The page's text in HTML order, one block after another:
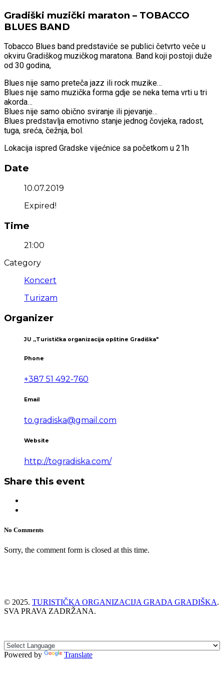
Gradiški muzički maraton – TOBACCO
BLUES BAND
Tobacco Blues band predstaviće se publici četvrto veče u
okviru Gradiškog muzičkog maratona. Band koji postoji duže
od 30 godina,
Blues nije samo preteča jazz ili rock muzike…
Blues nije samo muzička forma gdje se neka tema vrti u tri
akorda…
Blues nije samo obično sviranje ili pjevanje…
Blues predstavlja emotivno stanje jednog čovjeka, radost,
tuga, sreća, čežnja, bol.
Lokacija ispred Gradske vijećnice sa početkom u 21h
Date
10.07.2019
Expired!
Time
21:00
Category
Koncert
Turizam
Organizer
JU „Turistička organizacija opštine Gradiška"
Phone
+387 51 492-760
Email
to.gradiska@gmail.com
Website
http://togradiska.com/
Share this event
No Comments
Sorry, the comment form is closed at this time.
© 2025. TURISTIČKA ORGANIZACIJA GRADA GRADIŠKA.
SVA PRAVA ZADRŽANA.
Powered by Translate